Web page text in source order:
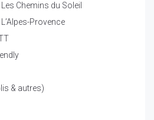
Chemins du Soleil
Provence
& autres)